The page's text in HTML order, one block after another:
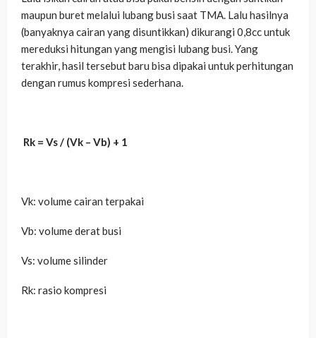
maupun buret melalui lubang busi saat TMA. Lalu hasilnya
(banyaknya cairan yang disuntikkan) dikurangi 0,8cc untuk
mereduksi hitungan yang mengisi lubang busi. Yang
terakhir, hasil tersebut baru bisa dipakai untuk perhitungan
dengan rumus kompresi sederhana.
Rk = Vs / (Vk – Vb) + 1
Vk: volume cairan terpakai
Vb: volume derat busi
Vs: volume silinder
Rk: rasio kompresi